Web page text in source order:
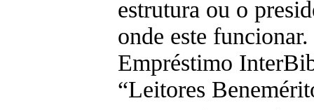
estrutura ou o
onde este
Empréstimo
“Leitores